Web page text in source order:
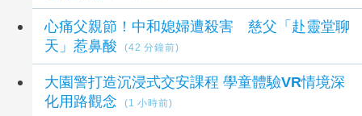
心痛父親節！中和媳婦遭殺害 慈父「赴靈堂聊
天」惹鼻酸
(42 分鐘前)
大園警打造沉浸式交安課程 學童體驗VR情境深
化用路觀念
(1 小時前)